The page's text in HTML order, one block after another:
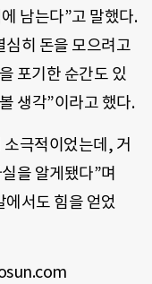
남는다”고 말했다.
심히 돈을 모으려고
포기한 순간도 있
생각”이라고 했다.
극적이었는데, 거
을 알게됐다”며
에서도 힘을 얻었